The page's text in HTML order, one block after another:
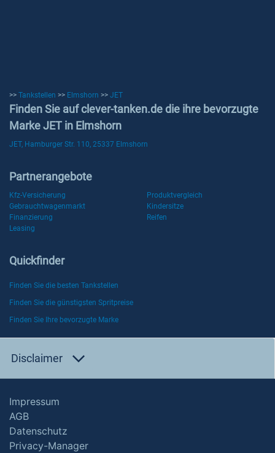
>> Tankstellen >> Elmshorn >> JET
Finden Sie auf clever-tanken.de die ihre bevorzugte
Marke JET in Elmshorn
JET, Hamburger Str. 110, 25337 Elmshorn
Partnerangebote
Kfz-Versicherung
Produktvergleich
Gebrauchtwagenmarkt
Kindersitze
Finanzierung
Reifen
Leasing
Quickfinder
Finden Sie die besten Tankstellen
Finden Sie die günstigsten Spritpreise
Finden Sie Ihre bevorzugte Marke
Disclaimer
Impressum
AGB
Datenschutz
Privacy-Manager